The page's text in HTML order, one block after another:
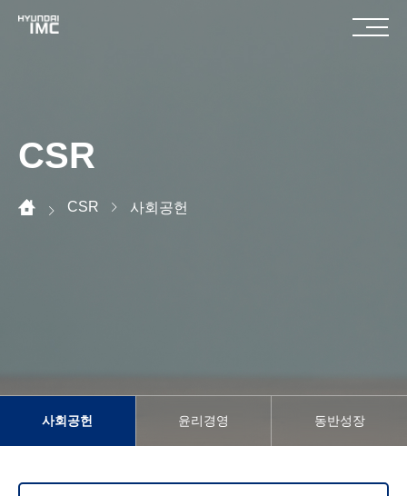
CSR
CSR 사회공헌
사회공헌 윤리경영 동반성장